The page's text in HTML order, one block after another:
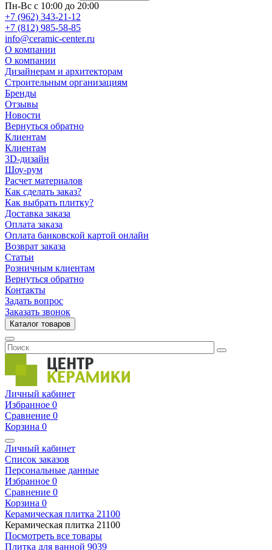
Пн-Вс с 10:00 до 20:00
+7 (962) 343-21-12
+7 (812) 985-58-85
info@ceramic-center.ru
О компании
О компании
Дизайнерам и архитекторам
Строительным организациям
Бренды
Отзывы
Новости
Вернуться обратно
Клиентам
Клиентам
3D-дизайн
Шоу-рум
Расчет материалов
Как сделать заказ?
Как выбрать плитку?
Доставка заказа
Оплата заказа
Оплата банковской картой онлайн
Возврат заказа
Статьи
Розничным клиентам
Вернуться обратно
Контакты
Задать вопрос
Заказать звонок
Каталог товаров
Личный кабинет
Избранное 0
Сравнение 0
Корзина 0
Личный кабинет
Список заказов
Персональные данные
Избранное 0
Сравнение 0
Корзина 0
Керамическая плитка 21100
Керамическая плитка 21100
Посмотреть все товары
Плитка для ванной 9039